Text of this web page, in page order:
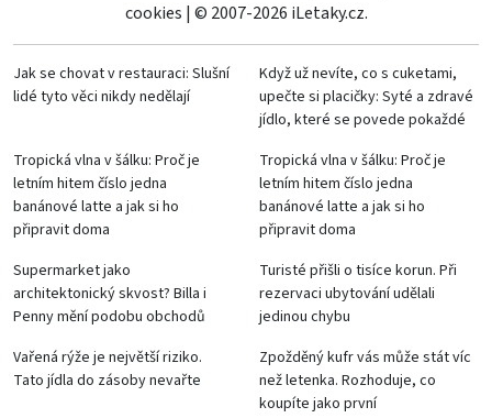
cookies | © 2007-2026 iLetaky.cz.
Jak se chovat v restauraci: Slušní
lidé tyto věci nikdy nedělají
Když už nevíte, co s cuketami,
upečte si placičky: Syté a zdravé
jídlo, které se povede pokaždé
Tropická vlna v šálku: Proč je
letním hitem číslo jedna
banánové latte a jak si ho
připravit doma
Tropická vlna v šálku: Proč je
letním hitem číslo jedna
banánové latte a jak si ho
připravit doma
Supermarket jako
architektonický skvost? Billa i
Penny mění podobu obchodů
Turisté přišli o tisíce korun. Při
rezervaci ubytování udělali
jedinou chybu
Vařená rýže je největší riziko.
Tato jídla do zásoby nevařte
Zpožděný kufr vás může stát víc
než letenka. Rozhoduje, co
koupíte jako první